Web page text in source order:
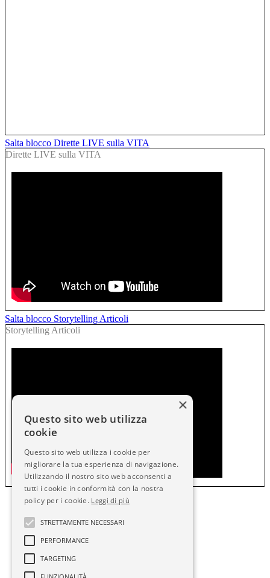
Salta blocco Dirette LIVE sulla VITA
Dirette LIVE sulla VITA
Salta blocco Storytelling Articoli
Storytelling Articoli
×
Questo sito web utilizza
cookie
Questo sito web utilizza i cookie per
migliorare la tua esperienza di navigazione.
Utilizzando il nostro sito web acconsenti a
tutti i cookie in conformità con la nostra
policy per i cookie. Leggi di più
STRETTAMENTE NECESSARI
PERFORMANCE
TARGETING